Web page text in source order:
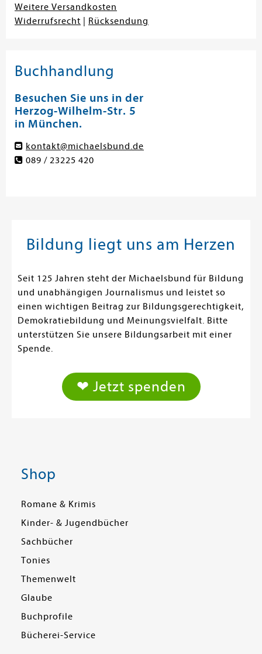
Weitere Versandkosten
Widerrufsrecht
Rücksendung
Buchhandlung
Besuchen Sie uns in der
Herzog-Wilhelm-Str. 5
in München.
kontakt@michaelsbund.de
089 / 23225 420
Bildung liegt uns am Herzen
Seit 125 Jahren steht der Michaelsbund für Bildung
und unabhängigen Journalismus und leistet so
einen wichtigen Beitrag zur Bildungsgerechtigkeit,
Demokratiebildung und Meinungsvielfalt. Bitte
unterstützen Sie unsere Bildungsarbeit mit einer
Spende.
❤ Jetzt spenden
Shop
Romane & Krimis
Kinder- & Jugendbücher
Sachbücher
Tonies
Themenwelt
Glaube
Buchprofile
Bücherei-Service